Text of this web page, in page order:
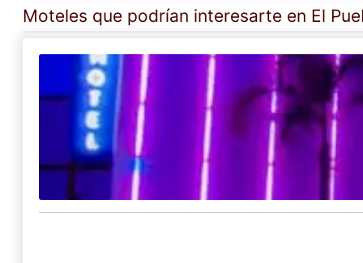
Moteles que podrían interesarte en El